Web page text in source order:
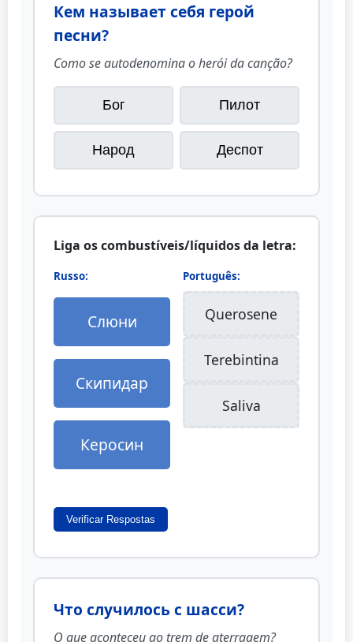
Кем называет себя герой
песни?
Como se autodenomina o herói da canção?
Бог Пилот
Народ Деспот
Liga os combustíveis/líquidos da letra:
Russo:
Слюни
Скипидар
Керосин
Português:
Querosene
Terebintina
Saliva
Verificar Respostas
Что случилось с шасси?
O que aconteceu ao trem de aterragem?